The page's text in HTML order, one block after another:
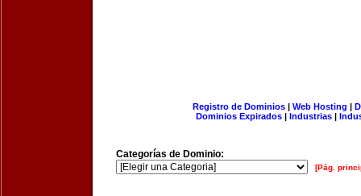
Registro de Dominios| Web Hosting |
Dominios Expirados | Industrias |
Categorías de Dominio:
[Pág.